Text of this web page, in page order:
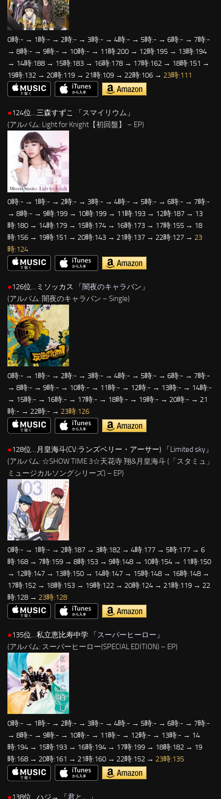
0時:- → 1時:- → 2時:- → 3時:- → 4時:- → 5時:- → 6時:- → 7時:-
→ 8時:- → 9時:- → 10時:- → 11時:200 → 12時:195 → 13時:194
→ 14時:188 → 15時:183 → 16時:178 → 17時:162 → 18時:151 →
19時:132 → 20時:119 → 21時:109 → 22時:106 → 23時:111
●124位…三森すずこ 「スマイリウム 」
(アルバム: Light for Knight【初回盤】 – EP)
0時:- → 1時:- → 2時:- → 3時:- → 4時:- → 5時:- → 6時:- → 7時:-
→ 8時:- → 9時:199 → 10時:199 → 11時:193 → 12時:187 → 13
時:180 → 14時:179 → 15時:174 → 16時:173 → 17時:155 → 18
時:156 → 19時:151 → 20時:143 → 21時:137 → 22時:127 → 23
時:124
●126位…ミソッカス 「 闇夜のキャラバン 」
(アルバム: 闇夜のキャラバン – Single)
0時:- → 1時:- → 2時:- → 3時:- → 4時:- → 5時:- → 6時:- → 7時:-
→ 8時:- → 9時:- → 10時:- → 11時:- → 12時:- → 13時:- → 14時:-
→ 15時:- → 16時:- → 17時:- → 18時:- → 19時:- → 20時:- → 21
時:- → 22時:- → 23時:126
●128位…月皇海斗(CV:ランズベリー・アーサー) 「Limited sky 」
(アルバム: ☆SHOW TIME 3☆天花寺 翔&月皇海斗 (「スタミュ」
ミュージカルソングシリーズ) – EP)
0時:- → 1時:- → 2時:187 → 3時:182 → 4時:177 → 5時:177 → 6
時:168 → 7時:159 → 8時:153 → 9時:148 → 10時:154 → 11時:150
→ 12時:147 → 13時:150 → 14時:147 → 15時:148 → 16時:148 →
17時:152 → 18時:153 → 19時:122 → 20時:124 → 21時:119 → 22
時:128 → 23時:128
●135位…私立恵比寿中学 「スーパーヒーロー 」
(アルバム: スーパーヒーロー(SPECIAL EDITION) – EP)
0時:- → 1時:- → 2時:- → 3時:- → 4時:- → 5時:- → 6時:- → 7時:-
→ 8時:- → 9時:- → 10時:- → 11時:- → 12時:- → 13時:- → 14
時:194 → 15時:193 → 16時:194 → 17時:199 → 18時:182 → 19
時:168 → 20時:161 → 21時:160 → 22時:152 → 23時:135
●138位…ハジ→ 「君と。 」